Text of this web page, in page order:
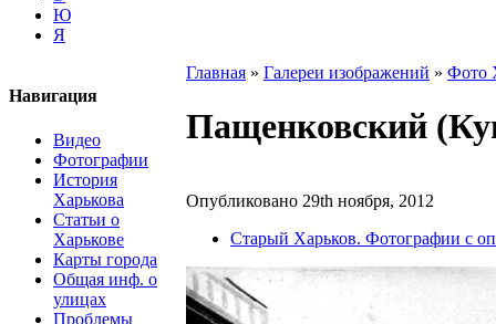
Ю
Я
Навигация
Видео
Фотографии
История
Харькова
Статьи о
Харькове
Карты города
Общая инф. о
улицах
Проблемы
Главная » Галереи изображений » Фото
Пащенковский
Опубликовано 29th ноября, 2012
Старый Харьков. Фотографии с